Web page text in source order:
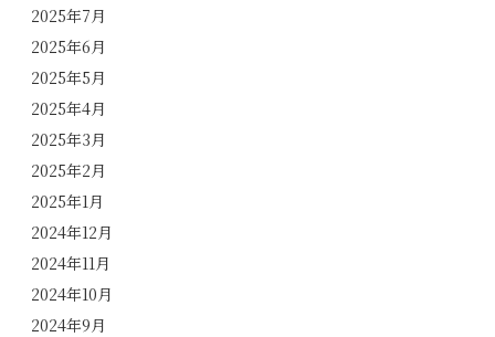
2025年7月
2025年6月
2025年5月
2025年4月
2025年3月
2025年2月
2025年1月
2024年12月
2024年11月
2024年10月
2024年9月